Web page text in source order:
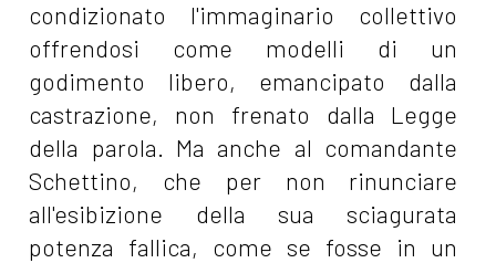
condizionato l'immaginario collettivo
offrendosi come modelli di un
godimento libero, emancipato dalla
castrazione, non frenato dalla Legge
della parola. Ma anche al comandante
Schettino, che per non rinunciare
all'esibizione della sua sciagurata
potenza fallica, come se fosse in un